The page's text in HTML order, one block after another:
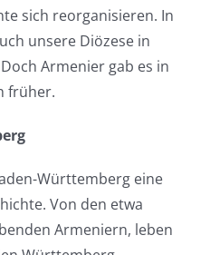
sich reorganisieren. In
unsere Diözese in
Armenier gab es in
früher.
Württemberg eine
Von den etwa
Armeniern, leben